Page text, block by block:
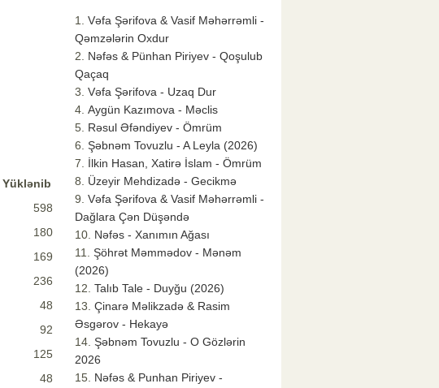
Yüklənib
598
180
169
236
48
92
125
48
Vəfa Şərifova & Vasif Məhərrəmli -
Qəmzələrin Oxdur
Nəfəs & Pünhan Piriyev - Qoşulub
Qaçaq
Vəfa Şərifova - Uzaq Dur
Aygün Kazımova - Məclis
Rəsul Əfəndiyev - Ömrüm
Şəbnəm Tovuzlu - A Leyla (2026)
İlkin Hasan, Xatirə İslam - Ömrüm
Üzeyir Mehdizadə - Gecikmə
Vəfa Şərifova & Vasif Məhərrəmli -
Dağlara Çən Düşəndə
Nəfəs - Xanımın Ağası
Şöhrət Məmmədov - Mənəm
(2026)
Talıb Tale - Duyğu (2026)
Çinarə Məlikzadə & Rasim
Əsgərov - Hekayə
Şəbnəm Tovuzlu - O Gözlərin
2026
Nəfəs & Punhan Piriyev -